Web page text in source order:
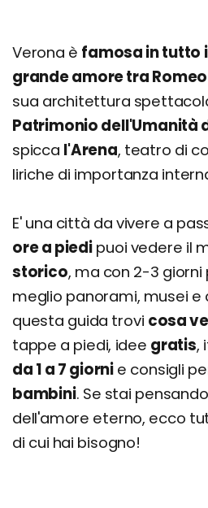
Consigli per famiglie:
ragazzi
Cosa vedere in un
Cosa vedere nei dintorni:
giorni
Verona è famosa in tutto
grande amore tra
sua architettura
Patrimonio dell'Umanità
spicca l'Arena, teatro di
liriche di importanza
E' una città da vivere a
ore a piedipuoi vedere il
storico, ma con 2-3
meglio panorami, musei e
questa guida trovi cosa
tappe a piedi, idee gratis,
da 1 a 7 giorni e consigli
bambini. Se stai
dell'amore eterno, ecco
di cui hai bisogno!